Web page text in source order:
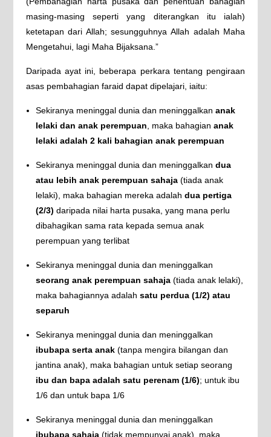
masing-masing seperti yang diterangkan itu ialah)
ketetapan dari Allah; sesungguhnya Allah adalah Maha
Mengetahui, lagi Maha Bijaksana.”
Daripada ayat ini, beberapa perkara tentang pengiraan
asas pembahagian faraid dapat dipelajari, iaitu:
Sekiranya meninggal dunia dan meninggalkan anak
lelaki dan anak perempuan, maka bahagian anak
lelaki adalah 2 kali bahagian anak perempuan
Sekiranya meninggal dunia dan meninggalkan dua
atau lebih anak perempuan sahaja(tiada anak
lelaki), maka bahagian mereka adalah dua pertiga
(2/3) daripada nilai harta pusaka, yang mana perlu
dibahagikan sama rata kepada semua anak
perempuan yang terlibat
Sekiranya meninggal dunia dan meninggalkan
seorang anak perempuan sahaja(tiada anak lelaki),
maka bahagiannya adalah satu perdua (1/2) atau
separuh
Sekiranya meninggal dunia dan meninggalkan
ibubapa serta anak(tanpa mengira bilangan dan
jantina anak), maka bahagian untuk setiap seorang
ibu dan bapa adalah satu perenam (1/6); untuk ibu
1/6 dan untuk bapa 1/6
Sekiranya meninggal dunia dan meninggalkan
ibubapa sahaja(tidak mempunyai anak), maka